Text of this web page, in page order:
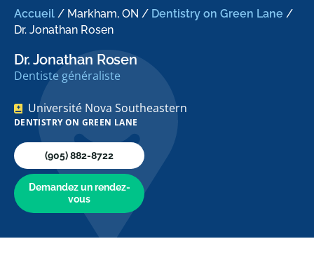
Accueil / Markham, ON / Dentistry on Green Lane /
Dr. Jonathan Rosen
Dr. Jonathan Rosen
Dentiste généraliste
Université Nova Southeastern
DENTISTRY ON GREEN LANE
(905) 882-8722
Demandez un rendez-
vous